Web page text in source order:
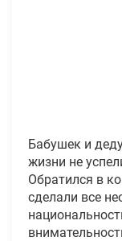
Бабушек и
жизни не
Обратился в
сделали все